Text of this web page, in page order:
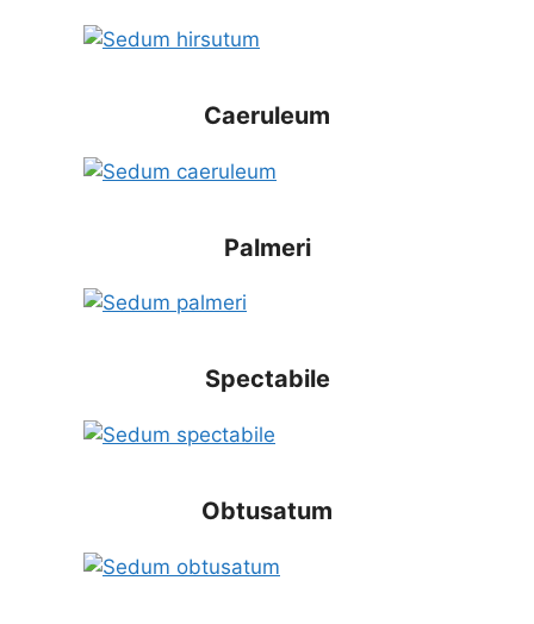
Caeruleum
Palmeri
Spectabile
Obtusatum